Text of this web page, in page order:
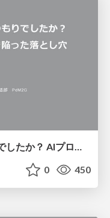
0 450